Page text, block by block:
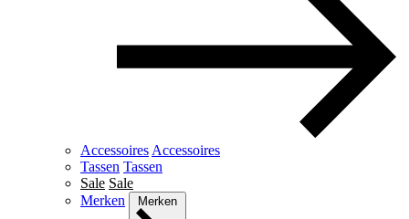
Accessoires Accessoires
Tassen Tassen
Sale Sale
Merken
Merken